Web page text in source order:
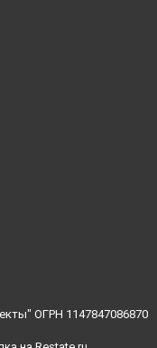
ОГРН 1147847086870